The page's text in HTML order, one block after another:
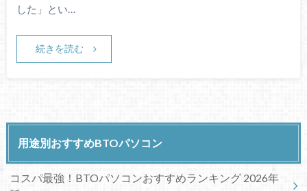
した」とい…
続きを読む
用途別おすすめBTOパソコン
コスパ最強！BTOパソコンおすすめランキング 2026年